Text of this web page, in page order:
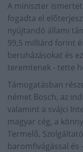
A miniszter
fogadta el
nyújtandó állami
99,5 milliárd forint
beruházásokat és
teremtenek - tette
Támogatásban
német Bosch, az
valamint a svájci
magyar cég, a
Termelő,
baromfivágással és